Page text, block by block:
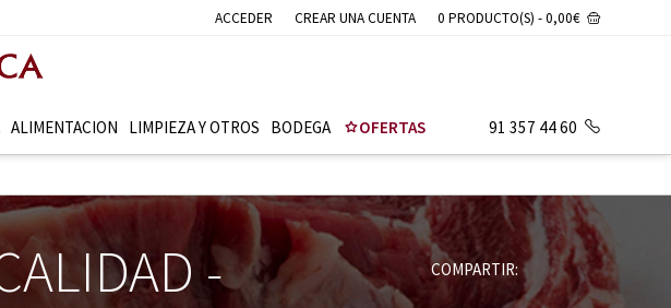
ACCEDER CREAR UNA CUENTA 0 PRODUCTO(S) - 0,00€
ALIMENTACION LIMPIEZA Y OTROS BODEGA OFERTAS 91 357 44 60
- COMPARTIR: